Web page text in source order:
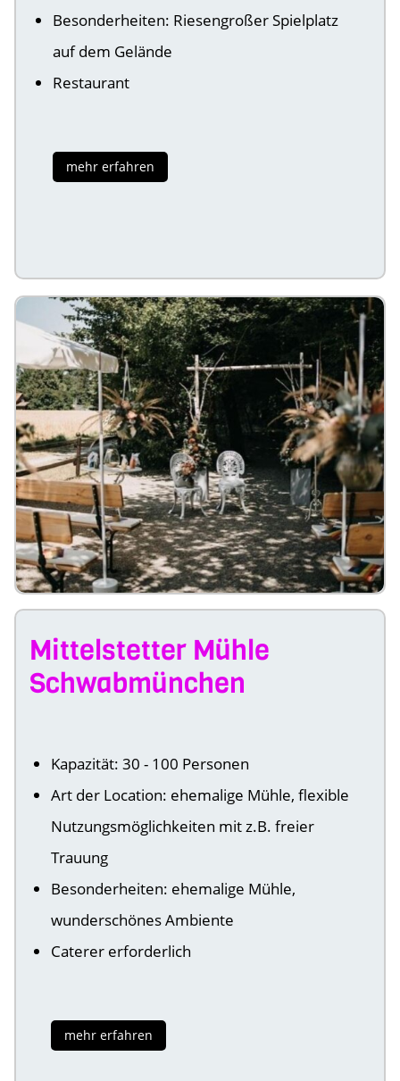
Besonderheiten: Riesengroßer Spielplatz
auf dem Gelände
Restaurant
mehr erfahren
Mittelstetter Mühle
Schwabmünchen
Kapazität: 30 - 100 Personen
Art der Location: ehemalige Mühle, flexible
Nutzungsmöglichkeiten mit z.B. freier
Trauung
Besonderheiten: ehemalige Mühle,
wunderschönes Ambiente
Caterer erforderlich
mehr erfahren